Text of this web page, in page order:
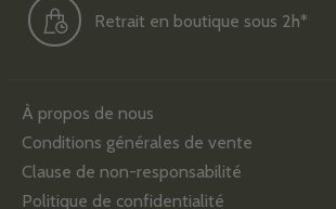
Retrait en boutique sous 2h*
À propos de nous
Conditions générales de vente
Clause de non-responsabilité
Politique de confidentialité